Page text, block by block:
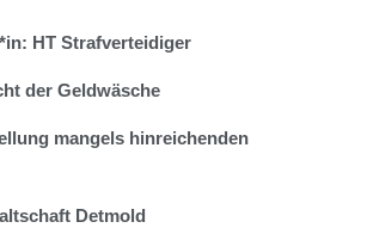
HT Strafverteidiger
der Geldwäsche
mangels hinreichenden
Detmold